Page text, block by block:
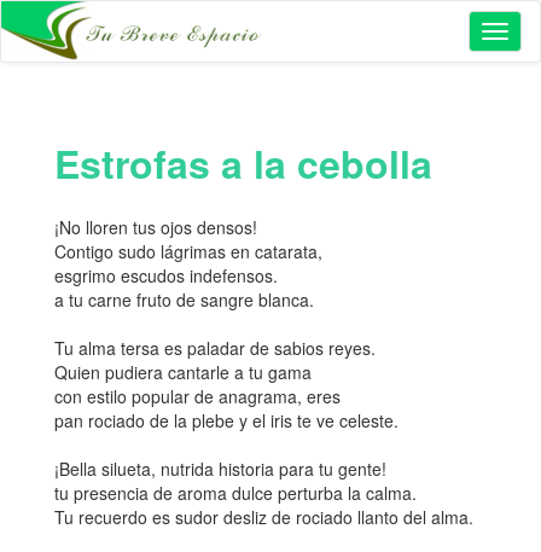
Estrofas a la cebolla
¡No lloren tus ojos densos!
Contigo sudo lágrimas en catarata,
esgrimo escudos indefensos.
a tu carne fruto de sangre blanca.
Tu alma tersa es paladar de sabios reyes.
Quien pudiera cantarle a tu gama
con estilo popular de anagrama, eres
pan rociado de la plebe y el iris te ve celeste.
¡Bella silueta, nutrida historia para tu gente!
tu presencia de aroma dulce perturba la calma.
Tu recuerdo es sudor desliz de rociado llanto del alma.